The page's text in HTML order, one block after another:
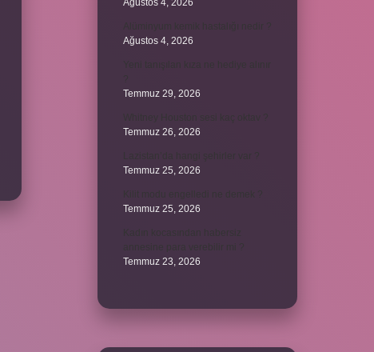
Ağustos 4, 2026
Ağustos 4, 2026
Temmuz 29, 2026
Temmuz 26, 2026
Temmuz 25, 2026
Temmuz 25, 2026
Temmuz 23, 2026